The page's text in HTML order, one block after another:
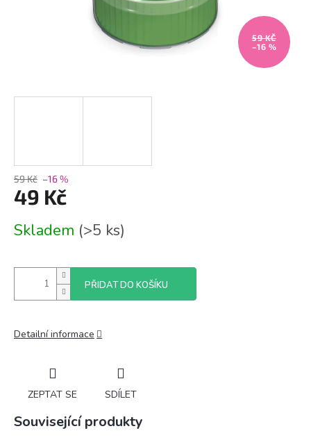
59 KČ
–16 %
59 Kč –16 %
49 Kč
cena:
Skladem (>5 ks)
PŘIDAT DO KOŠÍKU
Detailní informace
ZEPTAT SE SDÍLET
Související produkty